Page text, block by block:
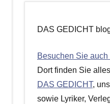
DAS GEDICHT
Besuchen Sie
Dort finden Sie
DAS GEDICHT,
sowie Lyriker,